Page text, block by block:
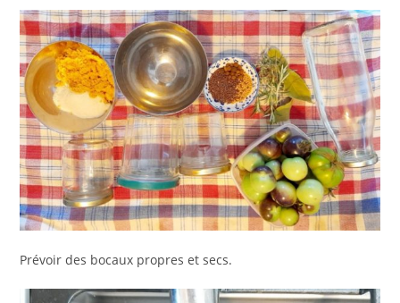
Prévoir des bocaux propres et secs.